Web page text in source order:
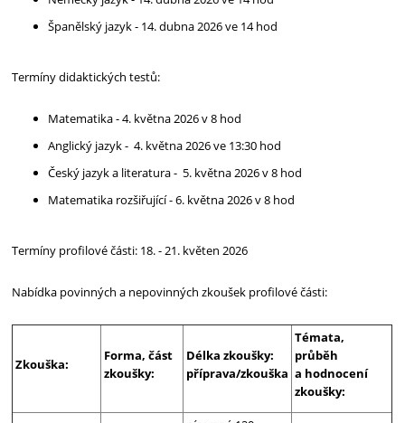
Španělský jazyk- 14. dubna 2026 ve 14 hod
Termíny didaktických testů:
Matematika - 4. května 2026 v 8 hod
Anglický jazyk -  4. května 2026 ve 13:30 hod
Český jazyk a literatura -  5. května 2026 v 8 hod
Matematika rozšiřující - 6. května 2026 v 8 hod
Termíny profilové části: 18. - 21. květen 2026
Nabídka povinných a nepovinných zkoušek profilové části:
Zkouška:
Forma, část
zkoušky:
Délka zkoušky:
příprava/zkouška
Témata,
průběh
a hodnocení
zkoušky: